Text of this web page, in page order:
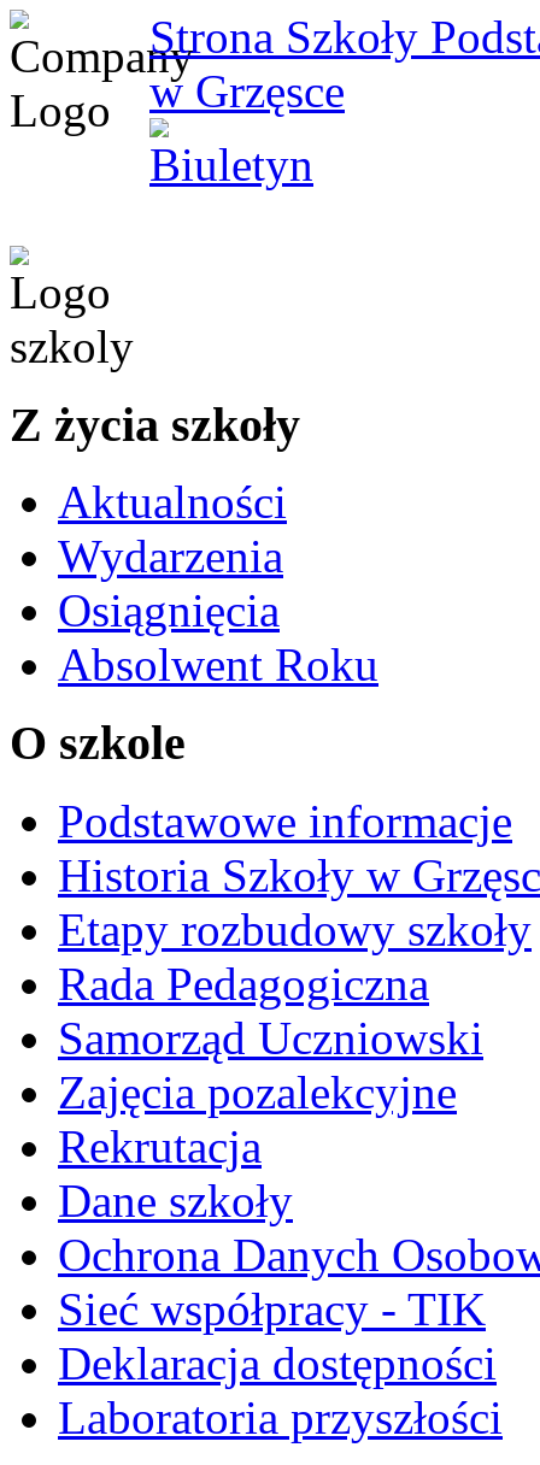
Strona Szkoły
w Grzęsce
Z życia szkoły
Aktualności
Wydarzenia
Osiągnięcia
Absolwent Roku
O szkole
Podstawowe informacje
Historia Szkoły w
Etapy rozbudowy szkoły
Rada Pedagogiczna
Samorząd Uczniowski
Zajęcia pozalekcyjne
Rekrutacja
Dane szkoły
Ochrona Danych
Sieć współpracy - TIK
Deklaracja dostępności
Laboratoria przyszłości